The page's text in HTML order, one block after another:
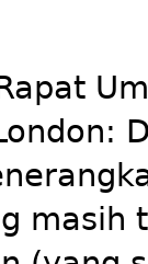
masih